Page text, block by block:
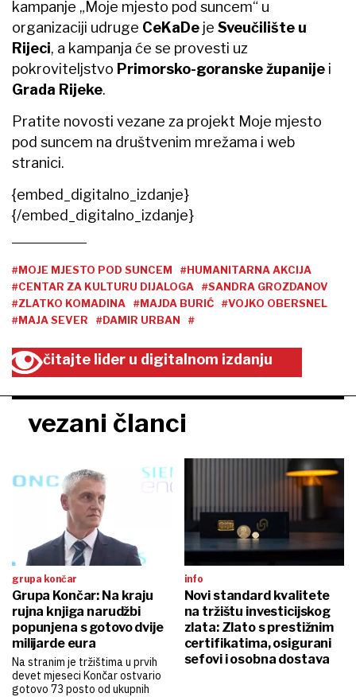
kampanje „Moje mjesto pod suncem“ u
organizaciji udruge CeKaDe je Sveučilište u
Rijeci, a kampanja će se provesti uz
pokroviteljstvo Primorsko-goranske županije i
Grada Rijeke.
Pratite novosti vezane za projekt Moje mjesto
pod suncem na društvenim mrežama i web
stranici.
{embed_digitalno_izdanje}
{/embed_digitalno_izdanje}
#MOJE MJESTO POD SUNCEM
#HUMANITARNA AKCIJA
#CENTAR ZA KULTURU DIJALOGA
#SANDRA GROZDANOV
#ZLATKO KOMADINA
#MAJDA BURIĆ
#VOJKO OBERSNEL
#MAJA SEVER
#DAMIR URBAN #
čitajte lider u digitalnom izdanju
vezani članci
grupa končar
Grupa Končar: Na kraju
rujna knjiga narudžbi
popunjena s gotovo dvije
milijarde eura
Na stranim je tržištima u prvih
devet mjeseci Končar ostvario
gotovo 73 posto od ukupnih
info
Novi standard kvalitete
na tržištu investicijskog
zlata: Zlato s prestižnim
certifikatima, osigurani
sefovi i osobna dostava